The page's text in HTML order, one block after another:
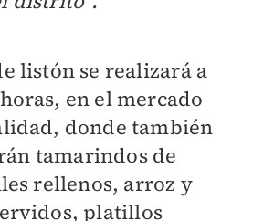
listón se realizará a
en el mercado
donde también
tamarindos de
rellenos, arroz y
platillos